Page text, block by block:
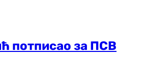
потписао за ПСВ